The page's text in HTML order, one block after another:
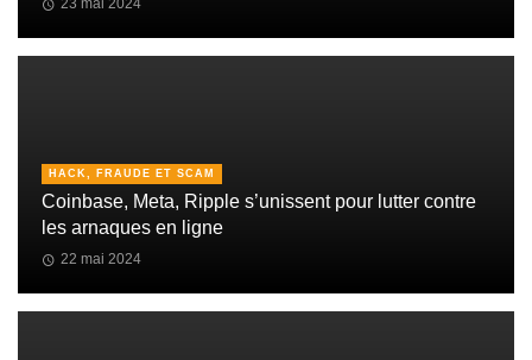
23 mai 2024
HACK, FRAUDE ET SCAM
Coinbase, Meta, Ripple s’unissent pour lutter contre
les arnaques en ligne
22 mai 2024